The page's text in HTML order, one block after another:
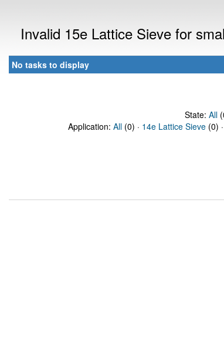
Invalid 15e Lattice Sieve for
No tasks to display
State: All
Application: All (0) · 14e Lattice Sieve (0) ·